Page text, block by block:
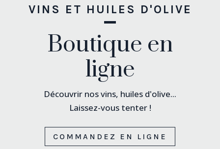
VINS ET HUILES D'OLIVE
Boutique en
ligne
Découvrir nos vins, huiles d'olive...
Laissez-vous tenter !
COMMANDEZ EN LIGNE